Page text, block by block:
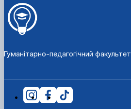
Гуманітарно-педагогічний факультет